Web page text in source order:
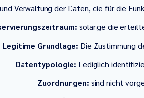
Verwaltung der Daten, die für die
solange die
Legitime Grundlage: Die Zustimmung
Datentypologie: Lediglich
Zuordnungen: sind nicht